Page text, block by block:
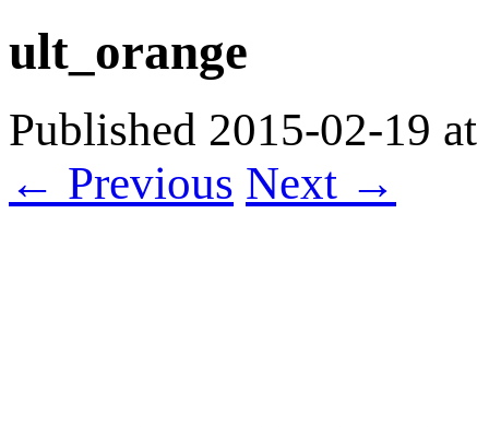
ult_orange
Published 2015-02-19 at
← Previous Next →